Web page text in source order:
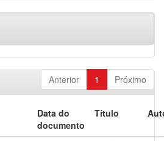
Anterior 1 Próximo
Data do
documento
Título